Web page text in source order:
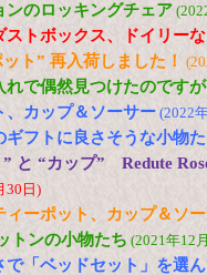
ンのロッキングチェア
ストボックス、ドイリー
ト” 再入荷しました！
れで偶然見つけたのです
、カップ＆ソーサー (2022
ギフトに良さそうな小物
と “カップ” Redute
30日)
ーポット、カップ＆ソー
トンの小物たち (2021年12
で「ベッドセット」を選